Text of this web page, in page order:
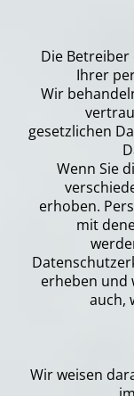
Die Betreiber
Ihrer
Wir
gesetzlichen
Wenn Sie
erhoben.
mit
erheben und
auch,
Wir weisen